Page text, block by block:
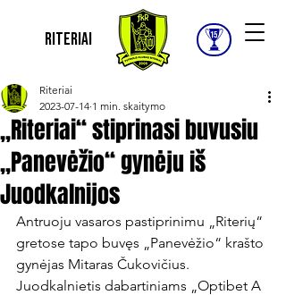
Riteriai
„Riteriai“ stiprinasi buvusiu
„Panevėžio“ gynėju iš
Juodkalnijos
Riteriai
2023-07-14 1 min. skaitymo
Antruoju vasaros pastiprinimu „Riterių“
gretose tapo buvęs „Panevėžio“ krašto
gynėjas Mitaras Čukovičius.
Juodkalnietis dabartiniams „Optibet A